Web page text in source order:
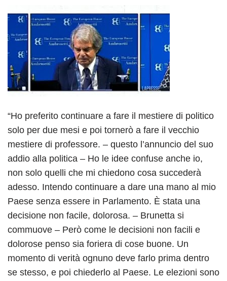
“Ho preferito continuare a fare il mestiere di politico
solo per due mesi e poi tornerò a fare il vecchio
mestiere di professore. – questo l’annuncio del suo
addio alla politica – Ho le idee confuse anche io,
non solo quelli che mi chiedono cosa succederà
adesso. Intendo continuare a dare una mano al mio
Paese senza essere in Parlamento. È stata una
decisione non facile, dolorosa. – Brunetta si
commuove – Però come le decisioni non facili e
dolorose penso sia foriera di cose buone. Un
momento di verità ognuno deve farlo prima dentro
se stesso, e poi chiederlo al Paese. Le elezioni sono